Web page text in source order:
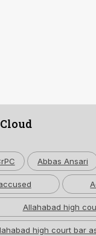
Abbas Ansari
Allahabad high
high court bar